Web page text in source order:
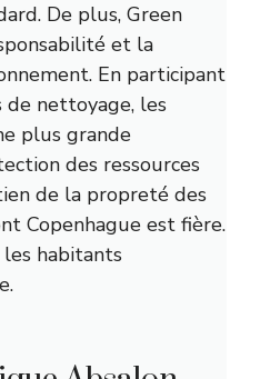
De plus, Green
et la
En participant
nettoyage, les
plus grande
des ressources
de la propreté des
Copenhague est fière.
les habitants